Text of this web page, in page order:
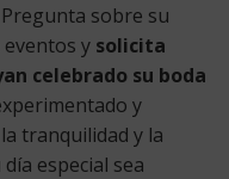
sobre su
y solicita
celebrado su boda
y
tranquilidad y la
especial sea